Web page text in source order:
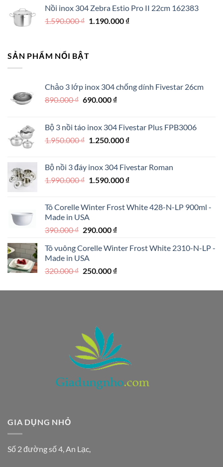
là:
500.000 ₫.
tại
là:
Nồi inox 304 Zebra Estio Pro II 22cm 162383
1.590.000₫ Giá
1.590.000 ₫.
1.190.000 ₫Giá
SẢN PHẨM NỔI BẬT
Chảo 3 lớp inox 304 chống dính Fivestar 26cm
890.000₫ Giá
890.000 ₫.
690.000 ₫Giá
là:
690.000 ₫.
Bộ 3 nồi táo inox 304 Fivestar Plus FPB3006
1.950.000₫ Giá
1.950.000 ₫.
1.250.000 ₫Giá
là:
1.250.000 ₫.
Bộ nồi 3 đáy inox 304 Fivestar Roman
1.990.000₫ Giá
1.990.000 ₫.
1.590.000 ₫Giá
là:
Tô Corelle Winter Frost White 428-N-LP 900ml -
Made in USA
390.000₫ Giá
là:
390.000 ₫.
290.000 ₫Giá
tại
290.000 ₫.
Tô vuông Corelle Winter Frost White 2310-N-LP -
Made in USA
320.000₫ Giá
là:
250.000 ₫Giá
tại
GIA DỤNG NHỎ
Số 2 đường số 4, An Lạc,